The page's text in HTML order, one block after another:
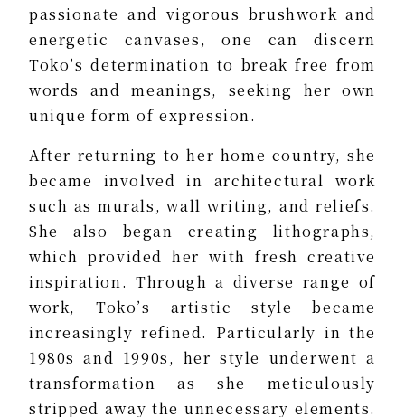
passionate and vigorous brushwork and
energetic canvases, one can discern
Toko’s determination to break free from
words and meanings, seeking her own
unique form of expression.
After returning to her home country, she
became involved in architectural work
such as murals, wall writing, and reliefs.
She also began creating lithographs,
which provided her with fresh creative
inspiration. Through a diverse range of
work, Toko’s artistic style became
increasingly refined. Particularly in the
1980s and 1990s, her style underwent a
transformation as she meticulously
stripped away the unnecessary elements.